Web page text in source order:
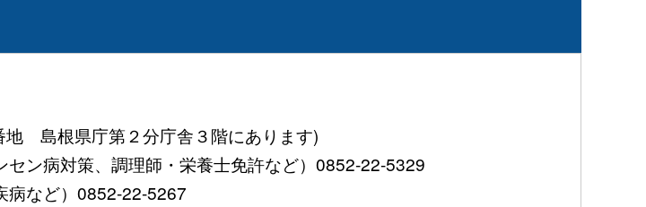
島根県庁第２分庁舎３階にあります)
ン病対策、調理師・栄養士免許など）0852-22-5329
病など）0852-22-5267